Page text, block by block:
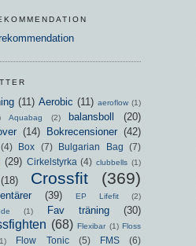
(11) Aerobic (11) aeroflow (1)
Aquabag (2) balansboll
(20)
(14) Bokrecensioner (42)
(4) Box (7) Bulgarian Bag (7)
(29) Cirkelstyrka (4) clubbells (1)
(18) Crossfit (369)
(39) EP Lifefit
(2)
(1) Fav träning (30)
(68) Flexibar (1) Floss
Flow Tonic (5) FMS
(6)